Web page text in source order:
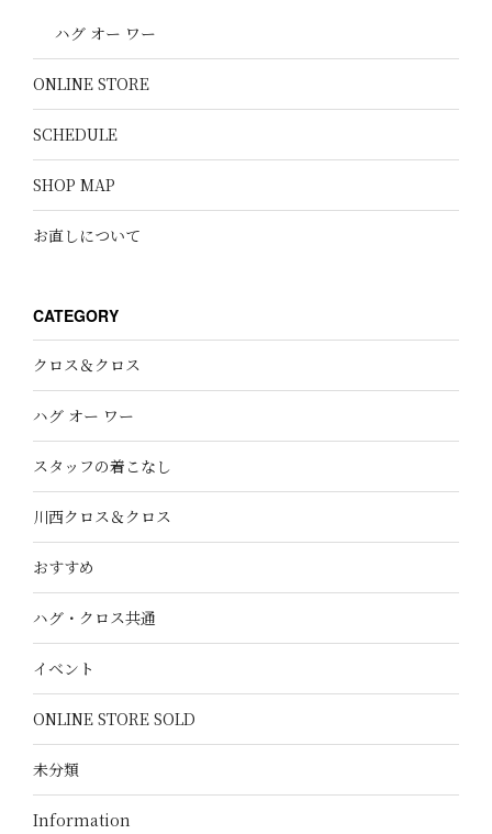
ハグ オー ワー
ONLINE STORE
SCHEDULE
SHOP MAP
お直しについて
CATEGORY
クロス＆クロス
ハグ オー ワー
スタッフの着こなし
川西クロス＆クロス
おすすめ
ハグ・クロス共通
イベント
ONLINE STORE SOLD
未分類
Information